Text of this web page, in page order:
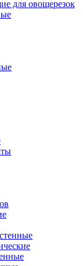
для овощерезок